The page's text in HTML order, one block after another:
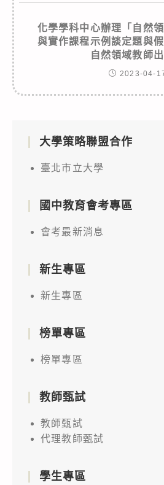
化學學科中心辦理「自然
與實作課程示例談定題與
自然領域教師出
2023-04-
大學策略聯盟合作
臺北市立大學
國中教育會考專區
會考最新消息
新生專區
新生專區
榜單專區
榜單專區
教師甄試
教師甄試
代理教師甄試
學生專區